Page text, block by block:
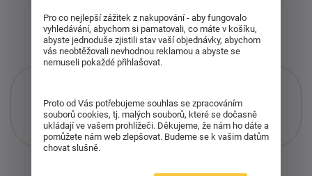
Pouze při nákupu přes i-matrace.cz
Více informacío službě.
Pro co nejlepší zážitek z nakupování - aby fungovalo
vyhledávání, abychom si pamatovali, co máte v košíku,
abyste jednoduše zjistili stav vaší objednávky, abychom
vás neobtěžovali nevhodnou reklamou a abyste se
nemuseli pokaždé přihlašovat.
Proto od Vás potřebujeme souhlas se zpracováním
souborů cookies, tj. malých souborů, které se dočasně
ukládají ve vašem prohlížeči. Děkujeme, že nám ho dáte a
pomůžete nám web zlepšovat. Budeme se k vašim datům
chovat slušně.